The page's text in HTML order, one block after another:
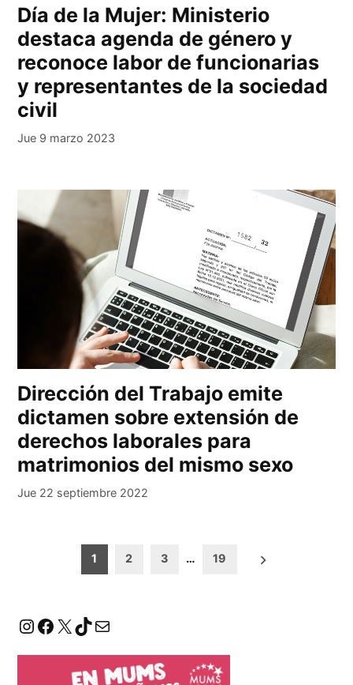
Día de la Mujer: Ministerio
destaca agenda de género y
reconoce labor de funcionarias
y representantes de la sociedad
civil
Jue 9 marzo 2023
Dirección del Trabajo emite
dictamen sobre extensión de
derechos laborales para
matrimonios del mismo sexo
Jue 22 septiembre 2022
Paginación
1 2 3 … 19
Instagram
Facebook
X TikTok
Correo electrónico